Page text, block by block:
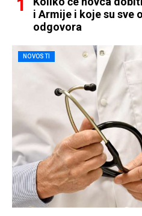
i Armije i koje su sve
odgovora
NOVOSTI